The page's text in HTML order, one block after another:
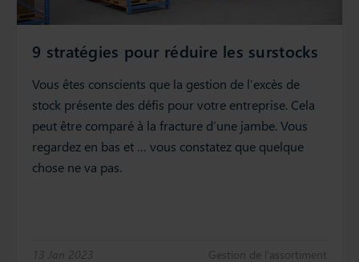
9 stratégies pour réduire les surstocks
Vous êtes conscients que la gestion de l’excès de
stock présente des défis pour votre entreprise. Cela
peut être comparé à la fracture d’une jambe. Vous
regardez en bas et … vous constatez que quelque
chose ne va pas.
13 Jan 2023 Gestion de l'assortiment